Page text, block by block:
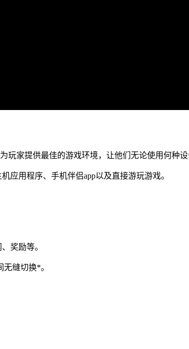
玩家提供最佳的游戏环境，让他们无论使用何种
应用程序、手机伴侣app以及直接游玩游戏。
奖励等。
缝切换*。